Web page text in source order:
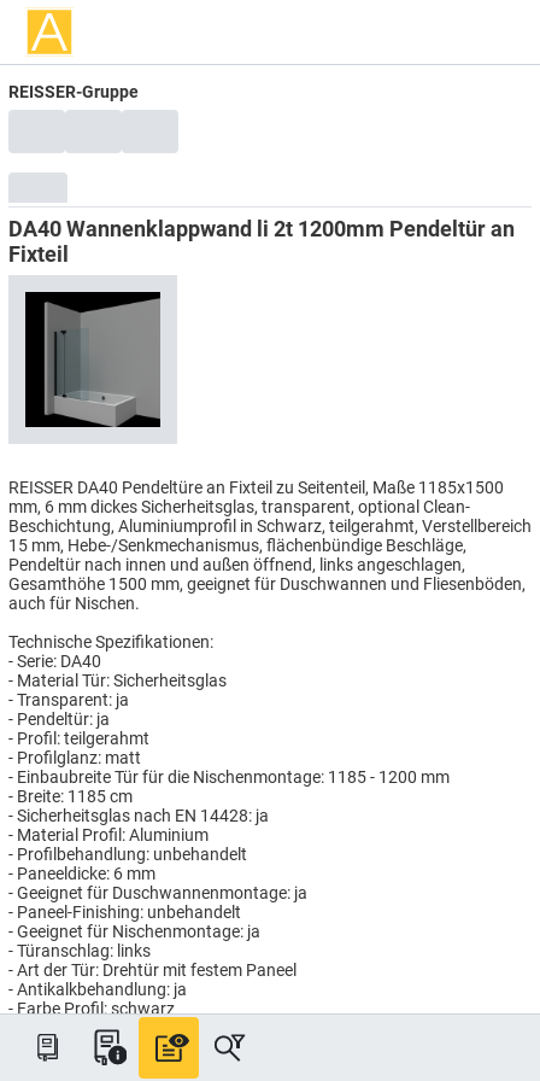
REISSER-Gruppe
DA40 Wannenklappwand li 2t 1200mm Pendeltür an
Fixteil
REISSER DA40 Pendeltüre an Fixteil zu Seitenteil, Maße 1185x1500
mm, 6 mm dickes Sicherheitsglas, transparent, optional Clean-
Beschichtung, Aluminiumprofil in Schwarz, teilgerahmt, Verstellbereich
15 mm, Hebe-/Senkmechanismus, flächenbündige Beschläge,
Pendeltür nach innen und außen öffnend, links angeschlagen,
Gesamthöhe 1500 mm, geeignet für Duschwannen und Fliesenböden,
auch für Nischen.
Technische Spezifikationen:
- Serie: DA40
- Material Tür: Sicherheitsglas
- Transparent: ja
- Pendeltür: ja
- Profil: teilgerahmt
- Profilglanz: matt
- Einbaubreite Tür für die Nischenmontage: 1185 - 1200 mm
- Breite: 1185 cm
- Sicherheitsglas nach EN 14428: ja
- Material Profil: Aluminium
- Profilbehandlung: unbehandelt
- Paneeldicke: 6 mm
- Geeignet für Duschwannenmontage: ja
- Paneel-Finishing: unbehandelt
- Geeignet für Nischenmontage: ja
- Türanschlag: links
- Art der Tür: Drehtür mit festem Paneel
- Antikalkbehandlung: ja
- Farbe Profil: schwarz
- Gesamthöhe: 1500 mm
- Geeignet für Fliesenbodenmontage: ja